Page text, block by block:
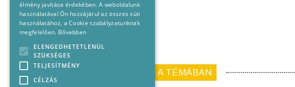
KORÁBBI CIKKEINK A TÉMÁBAN
élmény javítása érdekében. A weboldalunk
használatával Ön hozzájárul az összes süti
használatához, a Cookie szabályzatunknak
megfelelően. Bővebben
ELENGEDHETETLENÜL
SZÜKSÉGES
TELJESÍTMÉNY
CÉLZÁS